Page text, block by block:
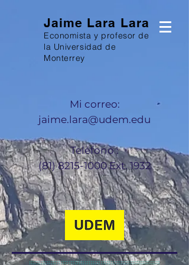
Jaime Lara Lara
Economista y profesor de
la Universidad de
Monterrey
Mi correo:
jaime.lara@udem.edu
Teléfono :
(81) 8215-1000Ext. 1932